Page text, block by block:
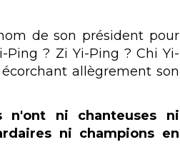
de son président pour
? Zi Yi-Ping ? Chi Yi-
allègrement son
n'ont ni chanteuses ni
ni champions en